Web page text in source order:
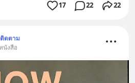
17 22 22
ติดตาม
นังสือ